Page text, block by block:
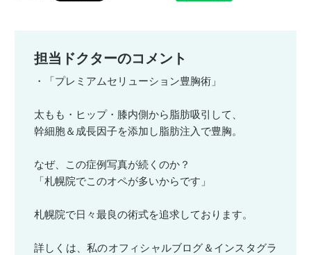
担当ドクターのコメント
・「プレミアムセリューション豊胸術」
太もも・ヒップ・膝内側から脂肪吸引して、
幹細胞＆成長因子を添加し脂肪注入で豊胸。
なぜ、この症例写真が続くのか？
「札幌院でこのオペが多いからです」
札幌院で日々最良の術式を追求しております。
詳しくは、私のオフィシャルブログ＆インスタグラ